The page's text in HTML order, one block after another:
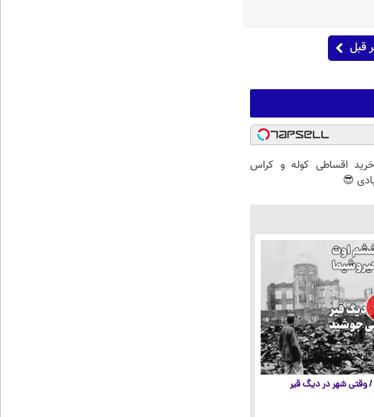
قبل
خرید اقساطی کوله و کراس
😎
/ وقتی شهر در دیگ قیر